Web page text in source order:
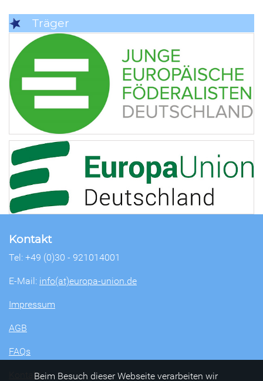
Träger
Kontakt
Tel: +49 (0)30 - 921014001
E-Mail: info(at)europa-union.de
Impressum
AGB
FAQs
KontaktBeim Besuch dieser Webseite verarbeiten wir